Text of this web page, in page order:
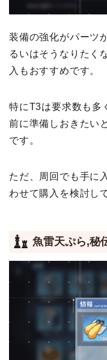
装備の強化がパーツ
るいはそうなりたく
入もおすすめです。
特にT3は要求数も多
前に準備しおきたい
です。
ただ、周回でも手に
わせて購入を検討し
魚雷天ぷら,秘